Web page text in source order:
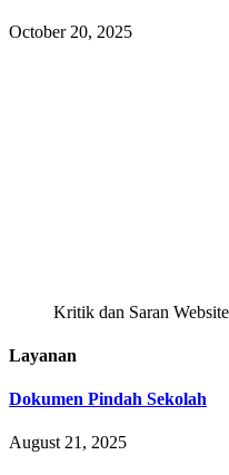
October 20, 2025
Kritik dan Saran
Layanan
Dokumen Pindah Sekolah
August 21, 2025